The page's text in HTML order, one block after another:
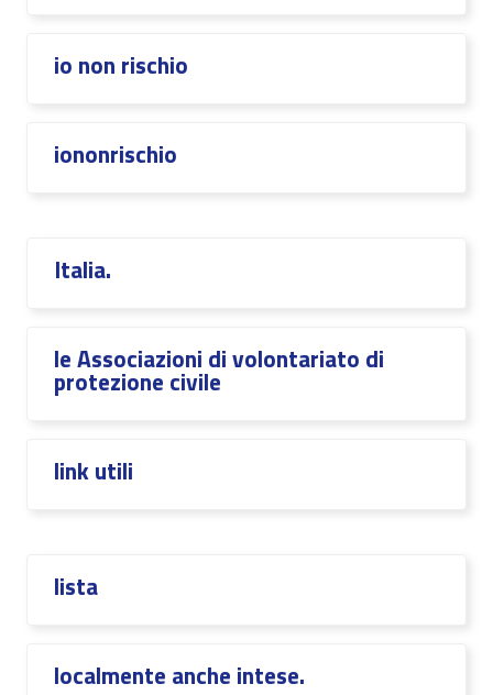
io non rischio
iononrischio
Italia.
le Associazioni di volontariato di
protezione civile
link utili
lista
localmente anche intese.